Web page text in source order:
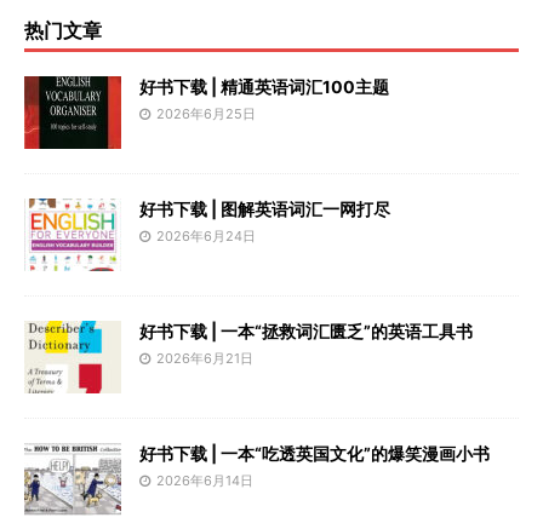
热门文章
好书下载 | 精通英语词汇100主题
2026年6月25日
好书下载 | 图解英语词汇一网打尽
2026年6月24日
好书下载 | 一本“拯救词汇匮乏”的英语工具书
2026年6月21日
好书下载 | 一本“吃透英国文化”的爆笑漫画小书
2026年6月14日